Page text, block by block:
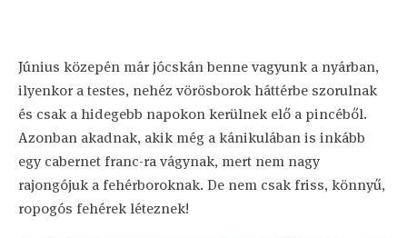
Június közepén már jócskán benne vagyunk a nyárban,
ilyenkor a testes, nehéz vörösborok háttérbe szorulnak
és csak a hidegebb napokon kerülnek elő a pincéből.
Azonban akadnak, akik még a kánikulában is inkább
egy cabernet franc-ra vágynak, mert nem nagy
rajongójuk a fehérboroknak. De nem csak friss, könnyű,
ropogós fehérek léteznek!